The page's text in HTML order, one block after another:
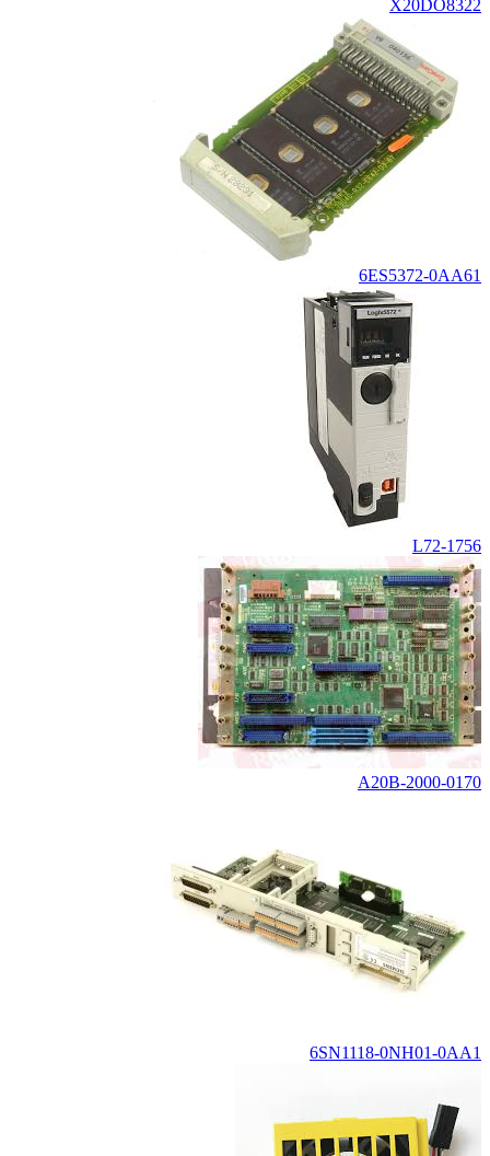
X20DO8322
6ES5372-0AA61
1756-L72
A20B-2000-0170
6SN1118-0NH01-0AA1